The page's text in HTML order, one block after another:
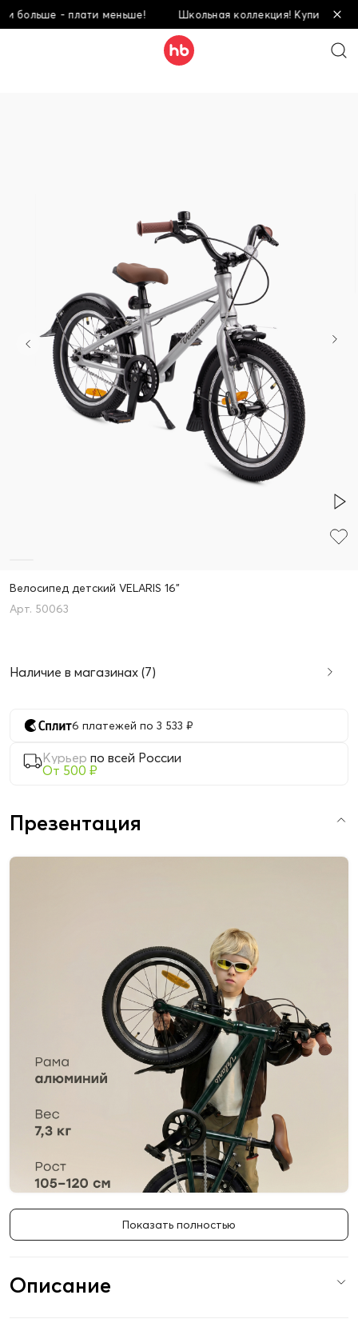
- плати меньше! Школьная коллекция! Купи больше -
Велосипед детский VELARIS 16"
50063
Наличие в магазинах (7)
6 платежей по 3 533 ₽
Курьер по всей России
От 500 ₽
Презентация
Показать полностью
Описание